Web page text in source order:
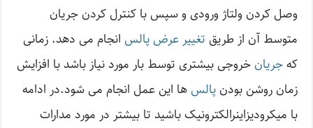
وصل کردن ولتاژ ورودی و سپس با کنترل کردن جریان
متوسط آن از طریق تغییر عرض پالس انجام می دهد. زمانی
کهجریان خروجی بیشتری توسط بار مورد نیاز باشد با افزایش
زمان روشن بودنپالس ها این عمل انجام می شود.در ادامه
با میکرودیزاینرالکترونیک باشید تا بیشتر در مورد مدارات